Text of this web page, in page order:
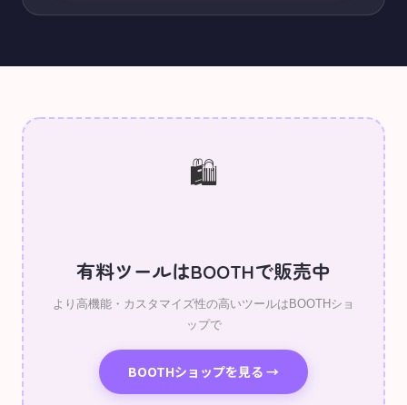
🛍️
有料ツールはBOOTHで販売中
より高機能・カスタマイズ性の高いツールはBOOTHショ
ップで
BOOTHショップを見る →